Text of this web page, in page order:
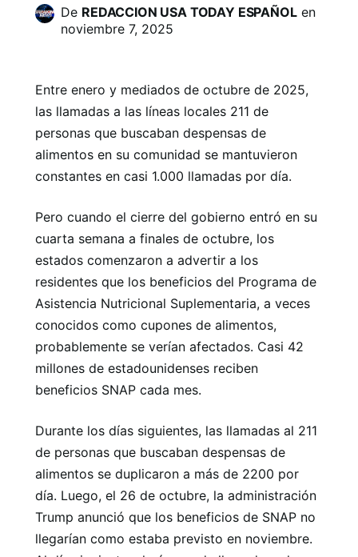
De REDACCION USA TODAY ESPAÑOLen
noviembre 7, 2025
Entre enero y mediados de octubre de 2025,
las llamadas a las líneas locales 211 de
personas que buscaban despensas de
alimentos en su comunidad se mantuvieron
constantes en casi 1.000 llamadas por día.
Pero cuando el cierre del gobierno entró en su
cuarta semana a finales de octubre, los
estados comenzaron a advertir a los
residentes que los beneficios del Programa de
Asistencia Nutricional Suplementaria, a veces
conocidos como cupones de alimentos,
probablemente se verían afectados. Casi 42
millones de estadounidenses reciben
beneficios SNAP cada mes.
Durante los días siguientes, las llamadas al 211
de personas que buscaban despensas de
alimentos se duplicaron a más de 2200 por
día. Luego, el 26 de octubre, la administración
Trump anunció que los beneficios de SNAP no
llegarían como estaba previsto en noviembre.